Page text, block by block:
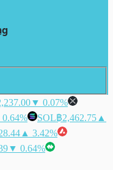
▼ 0.07%
SOL฿2,462.75 ▲
▲ 3.42%
▼ 0.64%